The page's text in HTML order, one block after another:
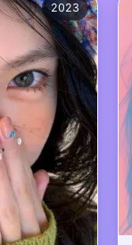
2023